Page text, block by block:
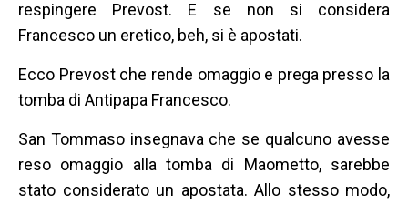
respingere Prevost. E se non si considera
Francesco un eretico, beh, si è apostati.
Ecco Prevost che rende omaggio e prega presso la
tomba di Antipapa Francesco.
San Tommaso insegnava che se qualcuno avesse
reso omaggio alla tomba di Maometto, sarebbe
stato considerato un apostata. Allo stesso modo,